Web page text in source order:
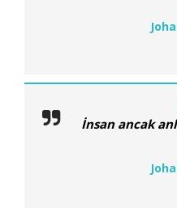
İnsan ancak